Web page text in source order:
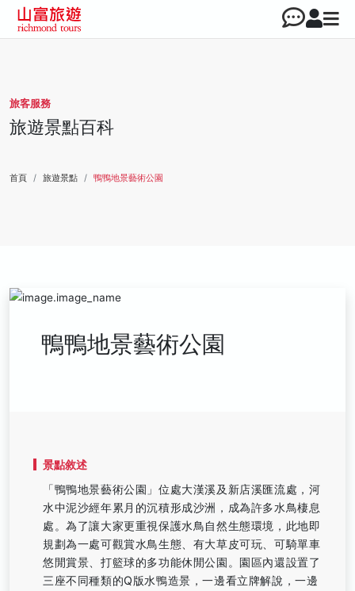
旅客服務
旅遊景點百科
首頁 旅遊景點 鴨鴨地景藝術公園
鴨鴨地景藝術公園
景點敘述
「鴨鴨地景藝術公園」位處大漢溪及新店溪匯流處，河
水中泥沙經年累月的沉積形成沙洲，成為許多水鳥棲息
處。為了讓大家更重視保護水鳥自然生態環境，此地即
規劃為一處可觀賞水鳥生態、有大草皮可玩、可騎單車
悠閒賞景、打籃球的多功能休閒公園。園區內還設置了
三座不同種類的Q版水鴨造景，一邊看立牌解說，一邊